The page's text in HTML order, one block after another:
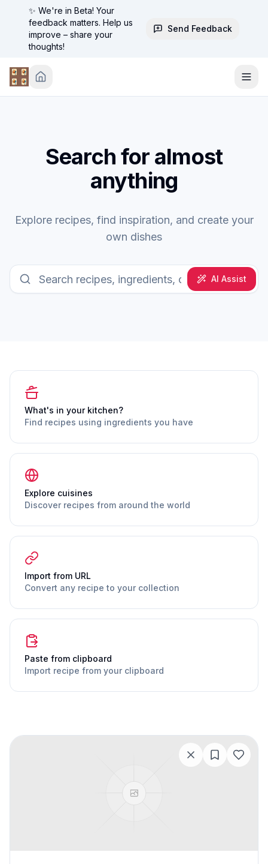
✨ We're in Beta! Your
feedback matters. Help us
improve – share your
thoughts!
Send Feedback
Search for almost
anything
Explore recipes, find inspiration, and create your
own dishes
AI Assist
What's in your kitchen?
Find recipes using ingredients you have
Explore cuisines
Discover recipes from around the world
Import from URL
Convert any recipe to your collection
Paste from clipboard
Import recipe from your clipboard